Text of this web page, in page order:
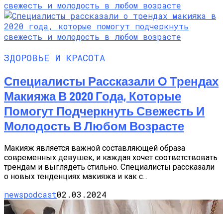
ЗДОРОВЬЕ И КРАСОТА
Специалисты Рассказали О Трендах
Макияжа В 2020 Года, Которые
Помогут Подчеркнуть Свежесть И
Молодость В Любом Возрасте
Макияж является важной составляющей образа
современных девушек, и каждая хочет соответствовать
трендам и выглядеть стильно. Специалисты рассказали
о новых тенденциях макияжа и как с...
newspodcast02.03.2024